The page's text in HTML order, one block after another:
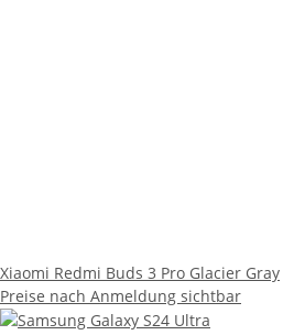
Xiaomi Redmi Buds 3 Pro Glacier Gray
Preise nach Anmeldung sichtbar